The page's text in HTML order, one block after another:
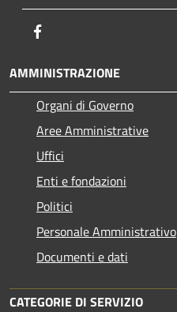
AMMINISTRAZIONE
Organi di Governo
Aree Amministrative
Uffici
Enti e fondazioni
Politici
Personale Amministrativo
Documenti e dati
CATEGORIE DI SERVIZIO